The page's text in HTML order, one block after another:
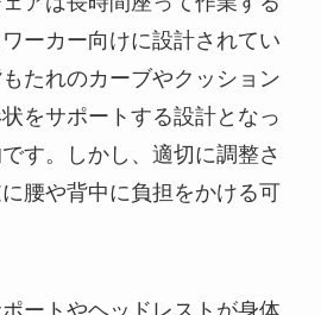
ーカー向けに設計されてい
たれのカーブやクッション
をサポートする設計となっ
す。しかし、適切に調整さ
腰や背中に負担をかける可